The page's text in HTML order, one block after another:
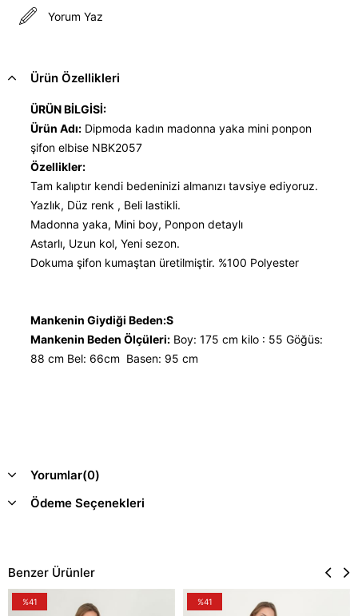
Yorum Yaz
Ürün Özellikleri
ÜRÜN BİLGİSİ:
Ürün Adı: Dipmoda kadın madonna yaka mini ponpon
şifon elbise NBK2057
Özellikler:
Tam kalıptır kendi bedeninizi almanızı tavsiye ediyoruz.
Yazlık, Düz renk , Beli lastikli.
Madonna yaka, Mini boy, Ponpon detaylı
Astarlı, Uzun kol, Yeni sezon.
Dokuma şifon kumaştan üretilmiştir. %100 Polyester
Mankenin Giydiği Beden:S
Mankenin Beden Ölçüleri: Boy: 175 cm kilo : 55 Göğüs:
88 cm Bel: 66cm Basen: 95 cm
Yorumlar(0)
Ödeme Seçenekleri
Benzer Ürünler
%41 %41